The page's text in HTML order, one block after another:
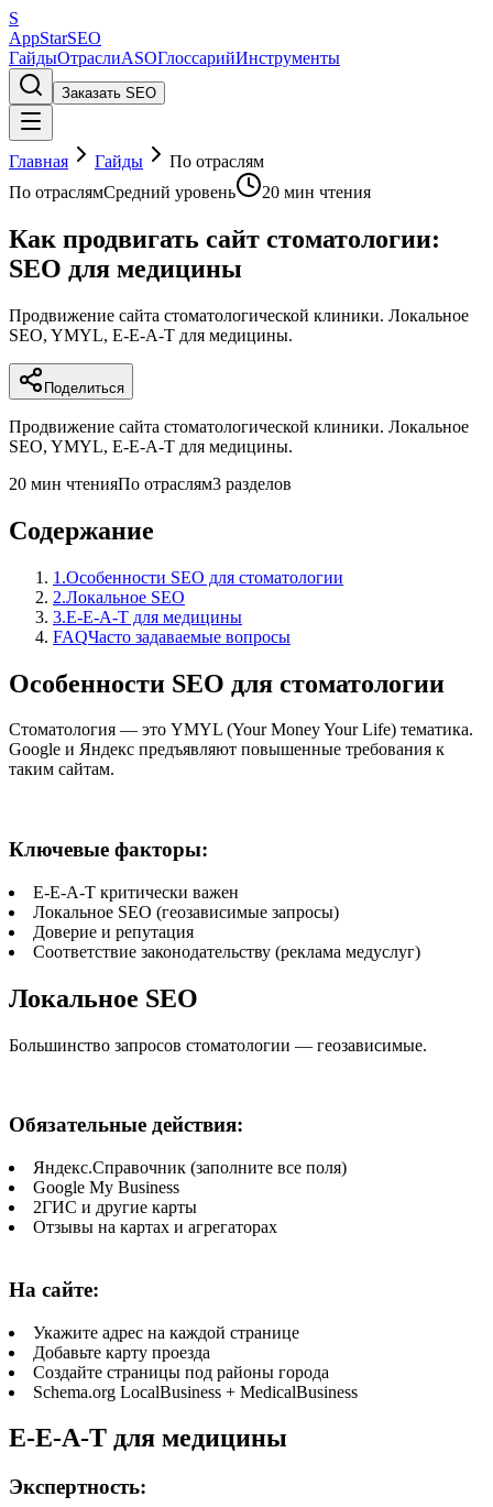
S
AppStarSEO
ГайдыОтраслиASOГлоссарийИнструменты
Заказать SEO
Главная Гайды
По отраслям
По отраслямСредний уровень 20 мин чтения
Как продвигать сайт стоматологии:
SEO для медицины
Продвижение сайта стоматологической клиники. Локальное
SEO, YMYL, E-E-A-T для медицины.
Поделиться
Продвижение сайта стоматологической клиники. Локальное
SEO, YMYL, E-E-A-T для медицины.
20 мин чтенияПо отраслям3 разделов
Содержание
1.Особенности SEO для стоматологии
2.Локальное SEO
3.E-E-A-T для медицины
FAQЧасто задаваемые вопросы
Особенности SEO для стоматологии
Стоматология — это YMYL (Your Money Your Life) тематика.
Google и Яндекс предъявляют повышенные требования к
таким сайтам.
Ключевые факторы:
E-E-A-T критически важен
Локальное SEO (геозависимые запросы)
Доверие и репутация
Соответствие законодательству (реклама медуслуг)
Локальное SEO
Большинство запросов стоматологии — геозависимые.
Обязательные действия:
Яндекс.Справочник (заполните все поля)
Google My Business
2ГИС и другие карты
Отзывы на картах и агрегаторах
На сайте:
Укажите адрес на каждой странице
Добавьте карту проезда
Создайте страницы под районы города
Schema.org LocalBusiness + MedicalBusiness
E-E-A-T для медицины
Экспертность: